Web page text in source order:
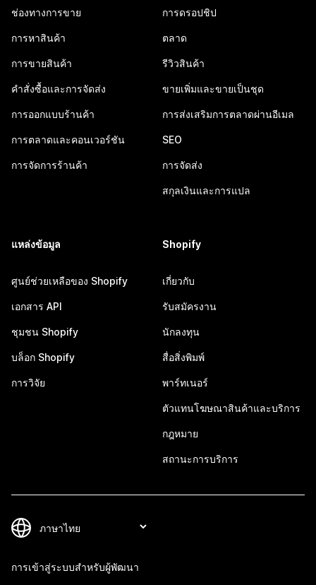
ช่องทางการขาย
การหาสินค้า
การขายสินค้า
คำสั่งซื้อและการจัดส่ง
การออกแบบร้านค้า
การตลาดและคอนเวอร์ชัน
การจัดการร้านค้า
การดรอปชิป
ตลาด
รีวิวสินค้า
ขายเพิ่มและขายเป็นชุด
การส่งเสริมการตลาดผ่านอีเมล
SEO
การจัดส่ง
สกุลเงินและการแปล
แหล่งข้อมูล
ศูนย์ช่วยเหลือของ Shopify
เอกสาร API
ชุมชน Shopify
บล็อก Shopify
การวิจัย
Shopify
เกี่ยวกับ
รับสมัครงาน
นักลงทุน
สื่อสิ่งพิมพ์
พาร์ทเนอร์
ตัวแทนโฆษณาสินค้าและบริการ
กฎหมาย
สถานะการบริการ
การเข้าสู่ระบบสำหรับผู้พัฒนา